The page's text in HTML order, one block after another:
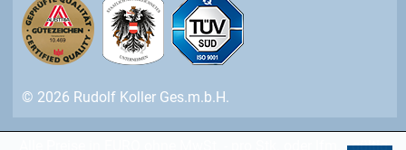
© 2026 Rudolf Koller Ges.m.b.H.
Alle Preise in EURO ohne MwSt. - pro Stk. oder lfm. - gültig